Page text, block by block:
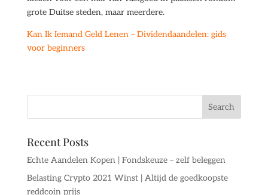
grote Duitse steden, maar meerdere.
Kan Ik Iemand Geld Lenen – Dividendaandelen: gids
voor beginners
Recent Posts
Echte Aandelen Kopen | Fondskeuze – zelf beleggen
Belasting Crypto 2021 Winst | Altijd de goedkoopste
reddcoin prijs